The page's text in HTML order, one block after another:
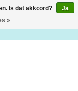
Is dat akkoord?
Ja
»